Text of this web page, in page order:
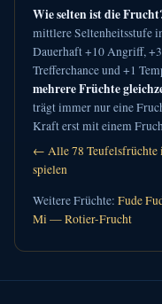
Wie selten ist die
mittlere Seltenheitsstufe
Dauerhaft +10 Angriff,
Trefferchance und +1
mehrere Früchte
trägt immer nur eine
Kraft erst mit einem
← Alle 78 Teufelsfrüchte
spielen
Weitere Früchte: Fude
Mi — Rotier-Frucht